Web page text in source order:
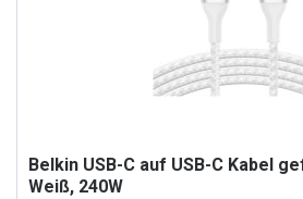
Belkin USB-C auf USB-C Kabel
Weiß, 240W